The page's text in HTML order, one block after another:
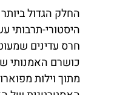
החלק הגדול
היסטורי-תרבותי
חרס עדינים
כושרם האמנותי
מתוך וילות